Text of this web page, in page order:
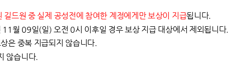
드원 중 실제 공성전에 참여한 계정에게만 보상이 지급됩니다.
월 09일(일) 오전 0시 이후일 경우 보상 지급 대상에서 제외됩니다.
은 중복 지급되지 않습니다.
않습니다.